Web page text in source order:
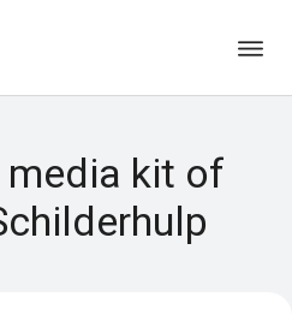
media kit of